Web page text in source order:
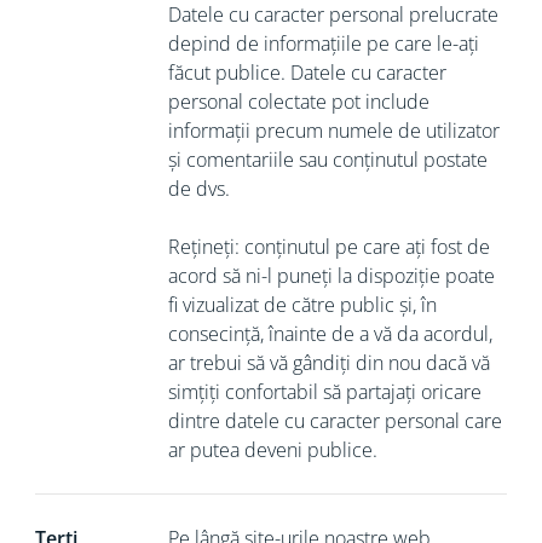
Datele cu caracter personal prelucrate
depind de informațiile pe care le-ați
făcut publice. Datele cu caracter
personal colectate pot include
informații precum numele de utilizator
și comentariile sau conținutul postate
de dvs.
Rețineți: conținutul pe care ați fost de
acord să ni-l puneți la dispoziție poate
fi vizualizat de către public și, în
consecință, înainte de a vă da acordul,
ar trebui să vă gândiți din nou dacă vă
simțiți confortabil să partajați oricare
dintre datele cu caracter personal care
ar putea deveni publice.